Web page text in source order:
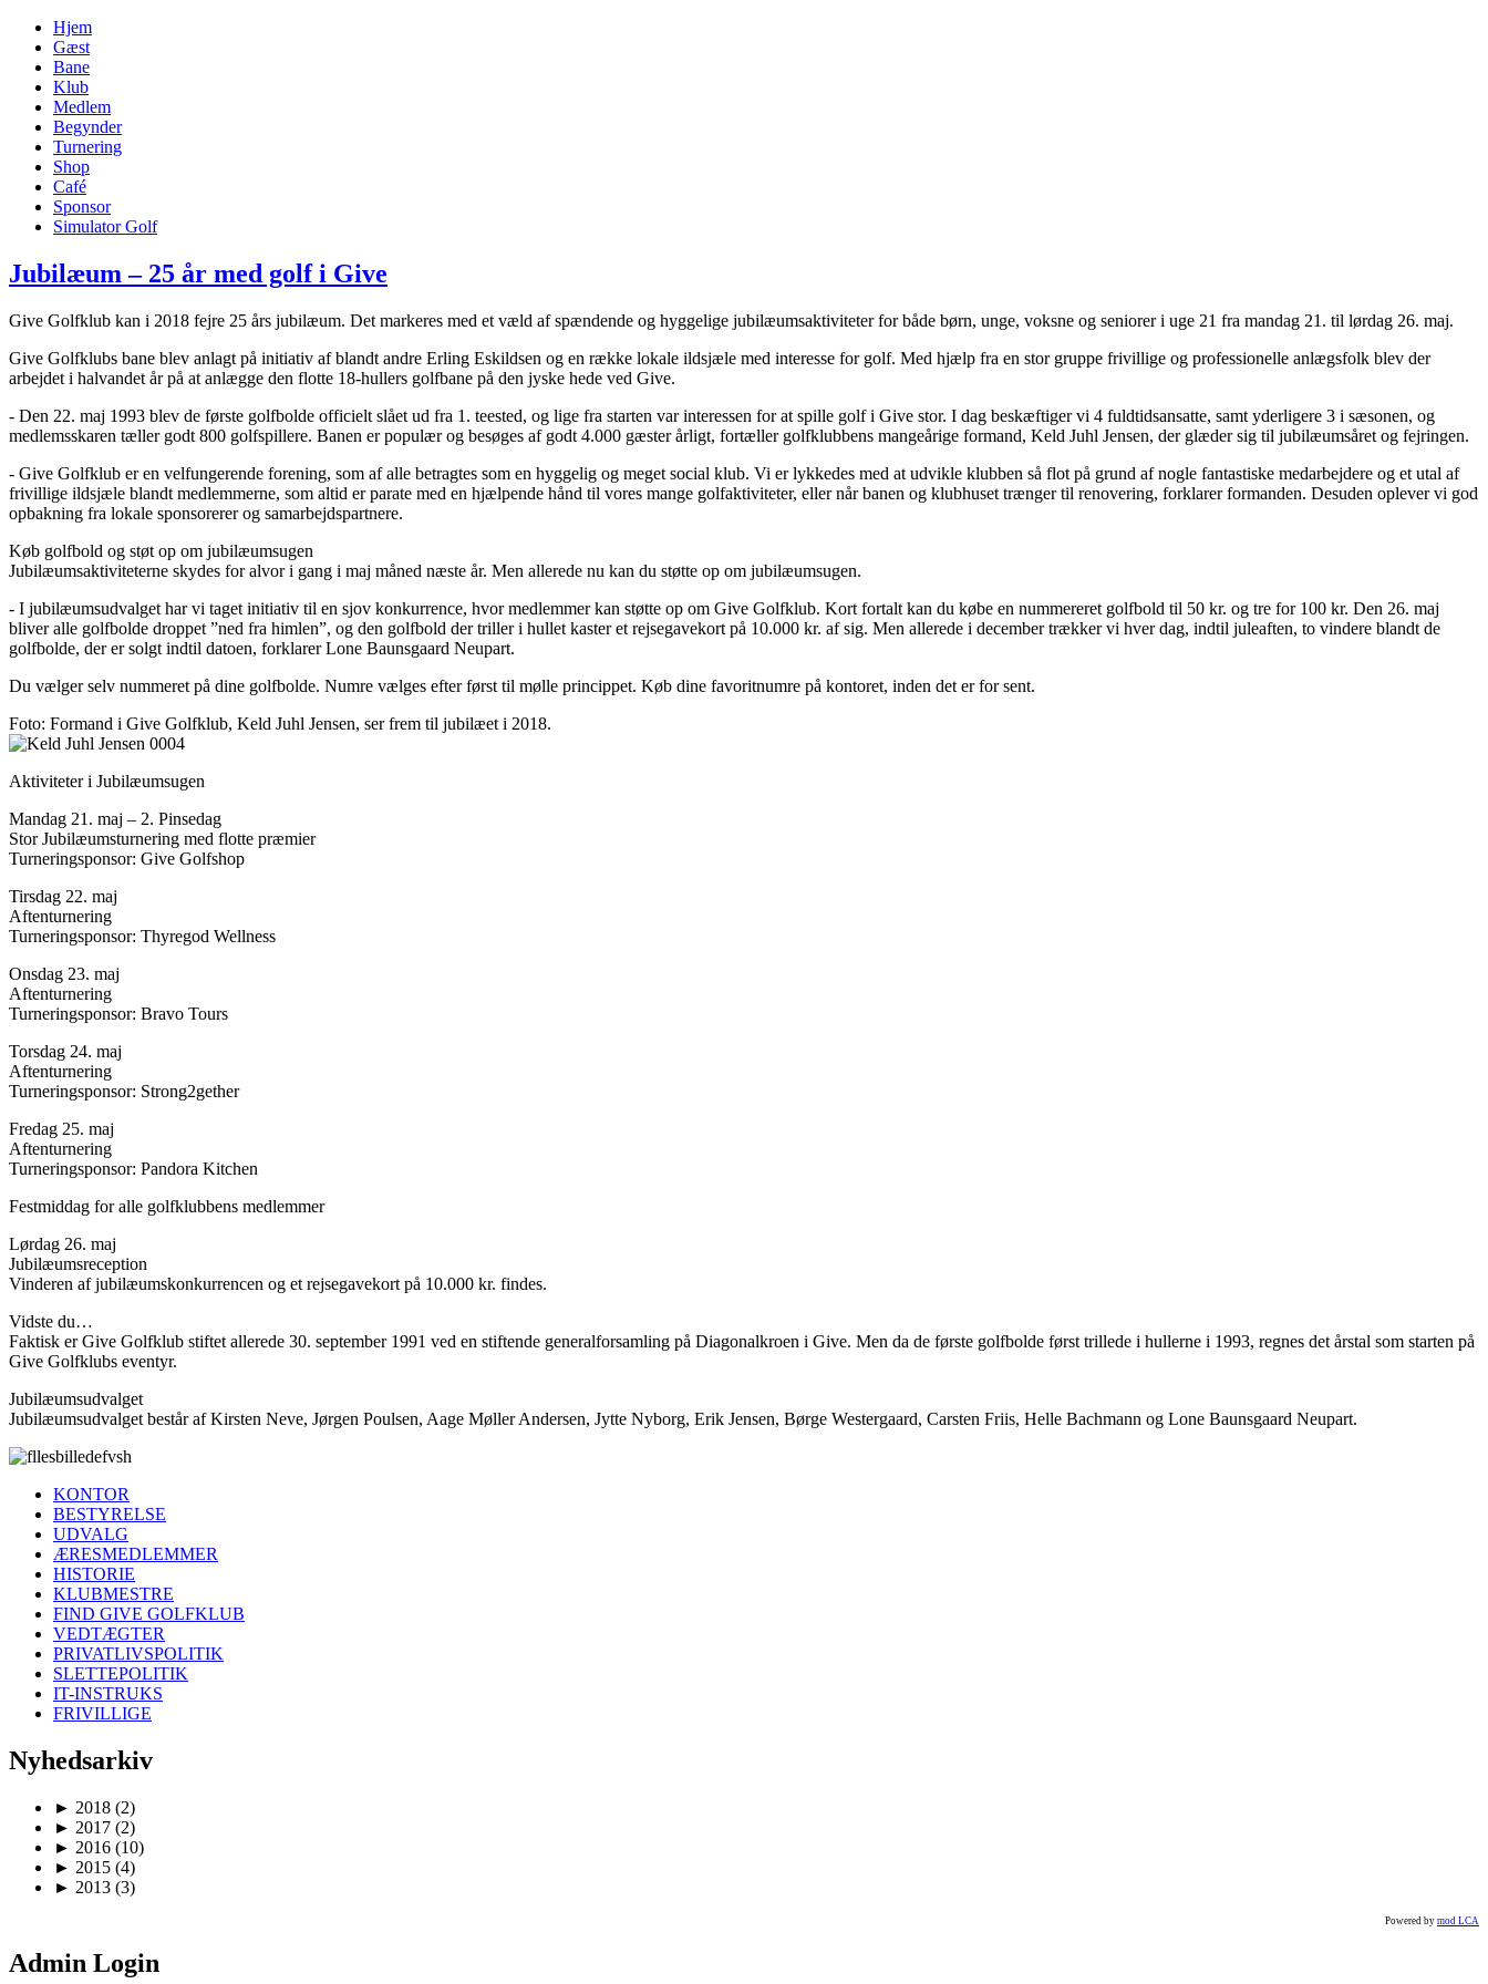
Hjem
Gæst
Bane
Klub
Medlem
Begynder
Turnering
Shop
Café
Sponsor
Simulator Golf
Jubilæum – 25 år med golf i Give
Give Golfklub kan i 2018 fejre 25 års jubilæum. Det markeres med et væld af spændende og hyggelige jubilæumsaktiviteter for både børn, unge, voksne og seniorer i uge 21 fra mandag 21. til lørdag 26. maj.
Give Golfklubs bane blev anlagt på initiativ af blandt andre Erling Eskildsen og en række lokale ildsjæle med interesse for golf. Med hjælp fra en stor gruppe frivillige og professionelle anlægsfolk blev der
arbejdet i halvandet år på at anlægge den flotte 18-hullers golfbane på den jyske hede ved Give.
- Den 22. maj 1993 blev de første golfbolde officielt slået ud fra 1. teested, og lige fra starten var interessen for at spille golf i Give stor. I dag beskæftiger vi 4 fuldtidsansatte, samt yderligere 3 i sæsonen, og
medlemsskaren tæller godt 800 golfspillere. Banen er populær og besøges af godt 4.000 gæster årligt, fortæller golfklubbens mangeårige formand, Keld Juhl Jensen, der glæder sig til jubilæumsåret og fejringen.
- Give Golfklub er en velfungerende forening, som af alle betragtes som en hyggelig og meget social klub. Vi er lykkedes med at udvikle klubben så flot på grund af nogle fantastiske medarbejdere og et utal af
frivillige ildsjæle blandt medlemmerne, som altid er parate med en hjælpende hånd til vores mange golfaktiviteter, eller når banen og klubhuset trænger til renovering, forklarer formanden. Desuden oplever vi god
opbakning fra lokale sponsorerer og samarbejdspartnere.
Køb golfbold og støt op om jubilæumsugen
Jubilæumsaktiviteterne skydes for alvor i gang i maj måned næste år. Men allerede nu kan du støtte op om jubilæumsugen.
- I jubilæumsudvalget har vi taget initiativ til en sjov konkurrence, hvor medlemmer kan støtte op om Give Golfklub. Kort fortalt kan du købe en nummereret golfbold til 50 kr. og tre for 100 kr. Den 26. maj
bliver alle golfbolde droppet ”ned fra himlen”, og den golfbold der triller i hullet kaster et rejsegavekort på 10.000 kr. af sig. Men allerede i december trækker vi hver dag, indtil juleaften, to vindere blandt de
golfbolde, der er solgt indtil datoen, forklarer Lone Baunsgaard Neupart.
Du vælger selv nummeret på dine golfbolde. Numre vælges efter først til mølle princippet. Køb dine favoritnumre på kontoret, inden det er for sent.
Foto: Formand i Give Golfklub, Keld Juhl Jensen, ser frem til jubilæet i 2018.
Aktiviteter i Jubilæumsugen
Mandag 21. maj – 2. Pinsedag
Stor Jubilæumsturnering med flotte præmier
Turneringsponsor: Give Golfshop
Tirsdag 22. maj
Aftenturnering
Turneringsponsor: Thyregod Wellness
Onsdag 23. maj
Aftenturnering
Turneringsponsor: Bravo Tours
Torsdag 24. maj
Aftenturnering
Turneringsponsor: Strong2gether
Fredag 25. maj
Aftenturnering
Turneringsponsor: Pandora Kitchen
Festmiddag for alle golfklubbens medlemmer
Lørdag 26. maj
Jubilæumsreception
Vinderen af jubilæumskonkurrencen og et rejsegavekort på 10.000 kr. findes.
Vidste du…
Faktisk er Give Golfklub stiftet allerede 30. september 1991 ved en stiftende generalforsamling på Diagonalkroen i Give. Men da de første golfbolde først trillede i hullerne i 1993, regnes det årstal som starten på
Give Golfklubs eventyr.
Jubilæumsudvalget
Jubilæumsudvalget består af Kirsten Neve, Jørgen Poulsen, Aage Møller Andersen, Jytte Nyborg, Erik Jensen, Børge Westergaard, Carsten Friis, Helle Bachmann og Lone Baunsgaard Neupart.
KONTOR
BESTYRELSE
UDVALG
ÆRESMEDLEMMER
HISTORIE
KLUBMESTRE
FIND GIVE GOLFKLUB
VEDTÆGTER
PRIVATLIVSPOLITIK
SLETTEPOLITIK
IT-INSTRUKS
FRIVILLIGE
Nyhedsarkiv
► 2018 (2)
► 2017 (2)
► 2016 (10)
► 2015 (4)
► 2013 (3)
Powered by mod LCA
Admin Login